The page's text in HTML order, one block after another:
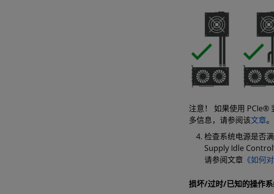
注意！​​ 如果使用 PCIe®
多信息，请参阅该文章。
检查系统电源是否
Supply Idle
请参阅文章《如何
损坏/过时/已知的操作